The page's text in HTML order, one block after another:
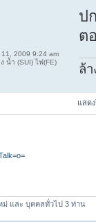
ป
ต
ล้
2009 9:24 am
น้ำ (SUI) ไฟ(FE)
แสด
ม่ และ บุคคลทั่วไป 3 ท่าน